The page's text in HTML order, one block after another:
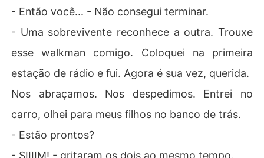
- Então você... - Não consegui terminar.
- Uma sobrevivente reconhece a outra. Trouxe
esse walkman comigo. Coloquei na primeira
estação de rádio e fui. Agora é sua vez, querida.
Nos abraçamos. Nos despedimos. Entrei no
carro, olhei para meus filhos no banco de trás.
- Estão prontos?
- SIIIIM! - gritaram os dois ao mesmo tempo.